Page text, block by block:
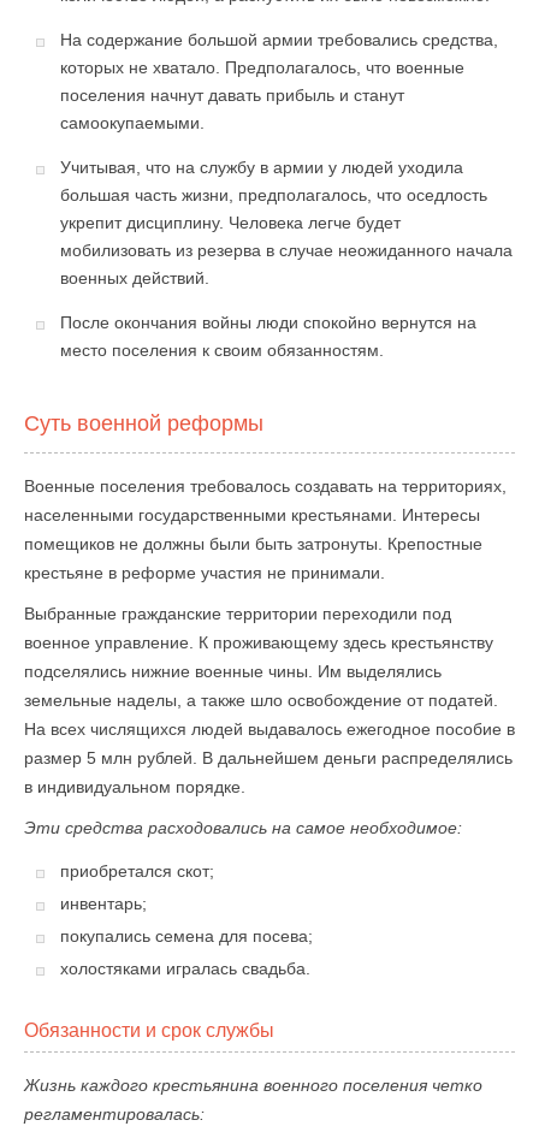
На содержание большой армии требовались средства,
которых не хватало. Предполагалось, что военные
поселения начнут давать прибыль и станут
самоокупаемыми.
Учитывая, что на службу в армии у людей уходила
большая часть жизни, предполагалось, что оседлость
укрепит дисциплину. Человека легче будет
мобилизовать из резерва в случае неожиданного начала
военных действий.
После окончания войны люди спокойно вернутся на
место поселения к своим обязанностям.
Суть военной реформы
Военные поселения требовалось создавать на территориях,
населенными государственными крестьянами. Интересы
помещиков не должны были быть затронуты. Крепостные
крестьяне в реформе участия не принимали.
Выбранные гражданские территории переходили под
военное управление. К проживающему здесь крестьянству
подселялись нижние военные чины. Им выделялись
земельные наделы, а также шло освобождение от податей.
На всех числящихся людей выдавалось ежегодное пособие в
размер 5 млн рублей. В дальнейшем деньги распределялись
в индивидуальном порядке.
Эти средства расходовались на самое необходимое:
приобретался скот;
инвентарь;
покупались семена для посева;
холостяками игралась свадьба.
Обязанности и срок службы
Жизнь каждого крестьянина военного поселения четко
регламентировалась: